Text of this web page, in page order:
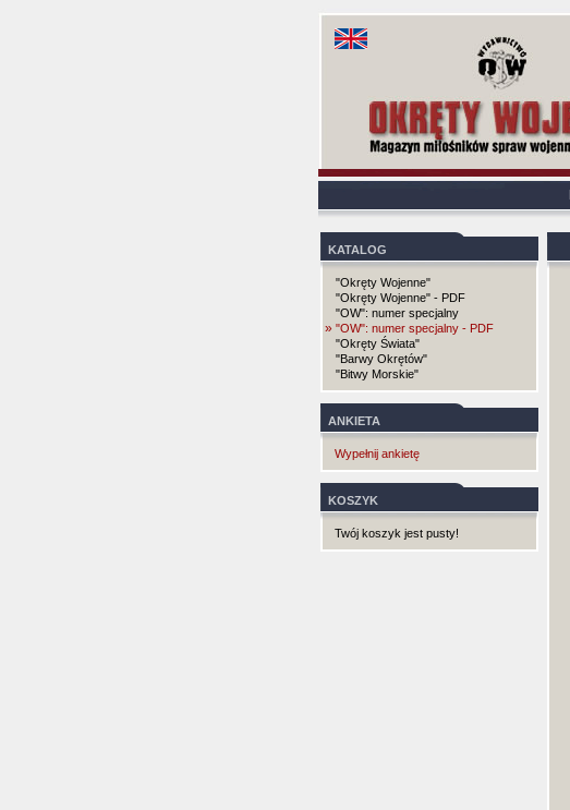
KATALOG
"Okręty Wojenne"
"Okręty Wojenne" - PDF
"OW": numer specjalny
» "OW": numer specjalny - PDF
"Okręty Świata"
"Barwy Okrętów"
"Bitwy Morskie"
ANKIETA
Wypełnij ankietę
KOSZYK
Twój koszyk jest pusty!